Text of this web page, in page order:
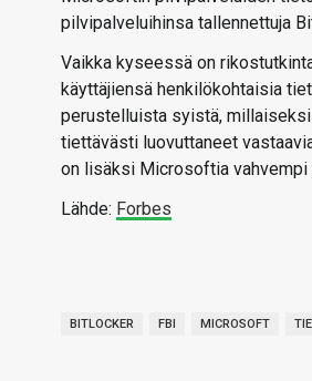
pilvipalveluihinsa tallennettuja
Vaikka kyseessä on
käyttäjiensä henkilökohtaisia
perustelluista syistä,
tiettävästi luovuttaneet
on lisäksi Microsoftia vahvempi
Lähde: Forbes
BITLOCKER FBI MICROSOFT